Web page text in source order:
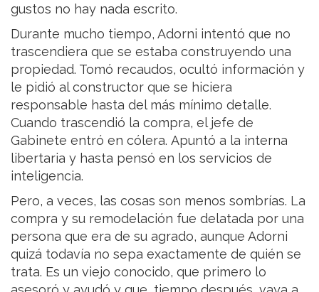
gustos no hay nada escrito.
Durante mucho tiempo, Adorni intentó que no
trascendiera que se estaba construyendo una
propiedad. Tomó recaudos, ocultó información y
le pidió al constructor que se hiciera
responsable hasta del más mínimo detalle.
Cuando trascendió la compra, el jefe de
Gabinete entró en cólera. Apuntó a la interna
libertaria y hasta pensó en los servicios de
inteligencia.
Pero, a veces, las cosas son menos sombrías. La
compra y su remodelación fue delatada por una
persona que era de su agrado, aunque Adorni
quizá todavía no sepa exactamente de quién se
trata. Es un viejo conocido, que primero lo